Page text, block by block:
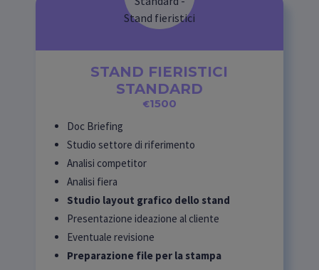
STAND FIERISTICI
STANDARD
€1500
Doc Briefing
Studio settore di riferimento
Analisi competitor
Analisi fiera
Studio layout grafico dello stand
Presentazione ideazione al cliente
Eventuale revisione
Preparazione file per la stampa